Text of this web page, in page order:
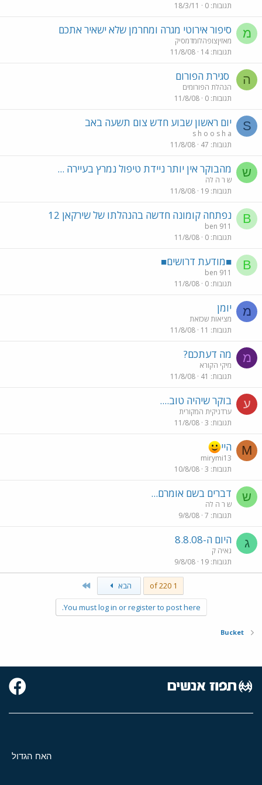
תגובות 0
18/3/11
מ סיפור אירוטי מגרה ומחרמן שלא ישאיר אתכם
מאזיןצופהלומדמסיק
תגובות 14
11/8/08
ה סגירת הפורום
הנהלת הפורומים
תגובות 0
11/8/08
S יום ראשון שבוע חדש צום תשעה באב
s h o o s h a
תגובות 47
11/8/08
ש מהבוקר אין יותר ניידת טיפול נמרץ בעיירה ...
ש ר ה לה
תגובות 19
11/8/08
B נפתחה קומונה חדשה בהנהלתו של שירקאן 12
ben 911
תגובות 0
11/8/08
B ■מודעת דרושים■
ben 911
תגובות 0
11/8/08
מ יומן
מציאות שכזאת
תגובות 11
11/8/08
מ מה דעתכם?
מיקי הקורא
תגובות 41
11/8/08
ע בוקר שיהיה טוב....
ערדניקית המקורית
תגובות 3
11/8/08
M היי
mirymi13
תגובות 3
10/8/08
ש דברים בשם אומרם...
ש ר ה לה
תגובות 7
9/8/08
ג היום ה-8.8.08
גאיה ק
תגובות 19
9/8/08
1 of 220 הבא
You must log in or register to post here.
Bucket
האח הגדול